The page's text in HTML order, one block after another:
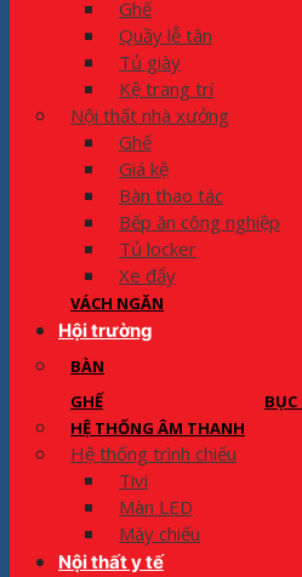
Ghế
Quầy lễ tân
Tủ giày
Kệ trang trí
Nội thất nhà xưởng
Ghế
Giá kệ
Bàn thao tác
Bếp ăn công nghiệp
Tủ locker
Xe đẩy
VÁCH NGĂN
Hội trường
BÀN
GHẾ
BỤC
HỆ THỐNG ÂM THANH
Hệ thống trình chiếu
Tivi
Màn LED
Máy chiếu
Nội thất y tế